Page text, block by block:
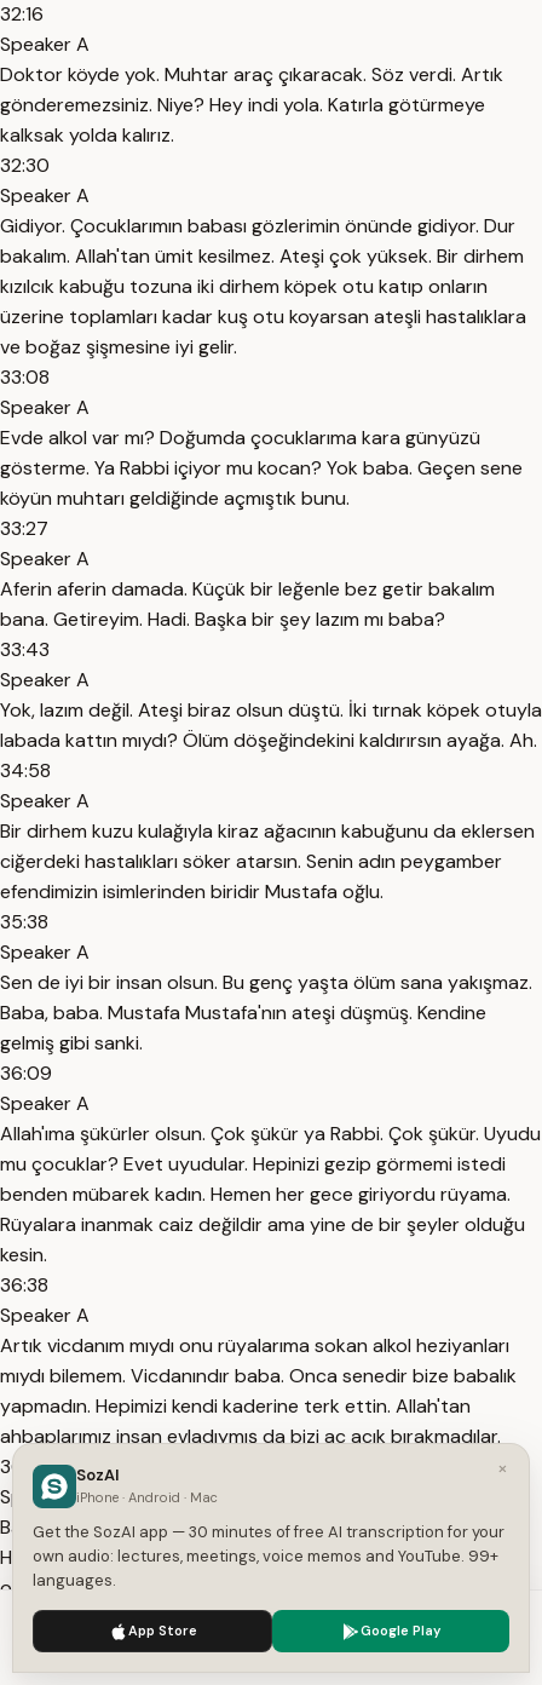
32:16
Speaker A
Doktor köyde yok. Muhtar araç çıkaracak. Söz verdi. Artık
gönderemezsiniz. Niye? Hey indi yola. Katırla götürmeye
kalksak yolda kalırız.
32:30
Speaker A
Gidiyor. Çocuklarımın babası gözlerimin önünde gidiyor. Dur
bakalım. Allah'tan ümit kesilmez. Ateşi çok yüksek. Bir dirhem
kızılcık kabuğu tozuna iki dirhem köpek otu katıp onların
üzerine toplamları kadar kuş otu koyarsan ateşli hastalıklara
ve boğaz şişmesine iyi gelir.
33:08
Speaker A
Evde alkol var mı? Doğumda çocuklarıma kara günyüzü
gösterme. Ya Rabbi içiyor mu kocan? Yok baba. Geçen sene
köyün muhtarı geldiğinde açmıştık bunu.
33:27
Speaker A
Aferin aferin damada. Küçük bir leğenle bez getir bakalım
bana. Getireyim. Hadi. Başka bir şey lazım mı baba?
33:43
Speaker A
Yok, lazım değil. Ateşi biraz olsun düştü. İki tırnak köpek otuyla
labada kattın mıydı? Ölüm döşeğindekini kaldırırsın ayağa. Ah.
34:58
Speaker A
Bir dirhem kuzu kulağıyla kiraz ağacının kabuğunu da eklersen
ciğerdeki hastalıkları söker atarsın. Senin adın peygamber
efendimizin isimlerinden biridir Mustafa oğlu.
35:38
Speaker A
Sen de iyi bir insan olsun. Bu genç yaşta ölüm sana yakışmaz.
Baba, baba. Mustafa Mustafa'nın ateşi düşmüş. Kendine
gelmiş gibi sanki.
36:09
Speaker A
Allah'ıma şükürler olsun. Çok şükür ya Rabbi. Çok şükür. Uyudu
mu çocuklar? Evet uyudular. Hepinizi gezip görmemi istedi
benden mübarek kadın. Hemen her gece giriyordu rüyama.
Rüyalara inanmak caiz değildir ama yine de bir şeyler olduğu
kesin.
36:38
Speaker A
Artık vicdanım mıydı onu rüyalarıma sokan alkol heziyanları
mıydı bilemem. Vicdanındır baba. Onca senedir bize babalık
yapmadın. Hepimizi kendi kaderine terk ettin. Allah'tan
ahbaplarımız insan evladıymış da bizi aç açık bırakmadılar.
36:59
Speaker A
Barıştık mı peki? Barıştık baba. Allah razı olsun senden.
Hazırladığın ilaç olmasa ayağa kalkamayacakmışım. Geçmiş
olsun.
37:16
Speaker A
Bu çağda, bu devirde doktorsuzluk olacak şey değil.
We use cookies to enhance your experience.
×
SozAI
iPhone · Android · Mac
Get the SozAI app — 30 minutes of free AI transcription for your
own audio: lectures, meetings, voice memos and YouTube. 99+
languages.
App Store Google Play